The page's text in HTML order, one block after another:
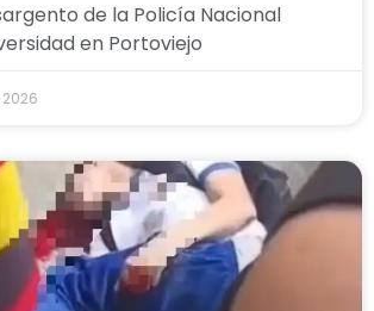
de la Policía Nacional
en Portoviejo